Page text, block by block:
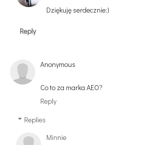
Dziękuję serdecznie:)
Reply
Anonymous
Co to za marka AEO?
Reply
Replies
Minnie